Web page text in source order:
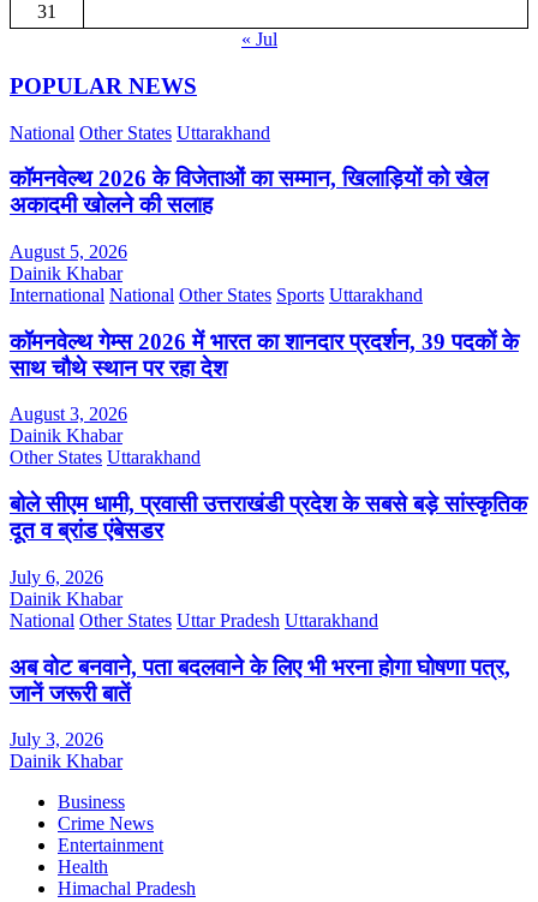
31
« Jul
POPULAR NEWS
National Other States Uttarakhand
कॉमनवेल्थ 2026 के विजेताओं का सम्मान, खिलाड़ियों को खेल
अकादमी खोलने की सलाह
August 5, 2026
Dainik Khabar
International National Other States Sports Uttarakhand
कॉमनवेल्थ गेम्स 2026 में भारत का शानदार प्रदर्शन, 39 पदकों के
साथ चौथे स्थान पर रहा देश
August 3, 2026
Dainik Khabar
Other States Uttarakhand
बोले सीएम धामी, प्रवासी उत्तराखंडी प्रदेश के सबसे बड़े सांस्कृतिक
दूत व ब्रांड एंबेसडर
July 6, 2026
Dainik Khabar
National Other States Uttar Pradesh Uttarakhand
अब वोट बनवाने, पता बदलवाने के लिए भी भरना होगा घोषणा पत्र,
जानें जरूरी बातें
July 3, 2026
Dainik Khabar
Business
Crime News
Entertainment
Health
Himachal Pradesh